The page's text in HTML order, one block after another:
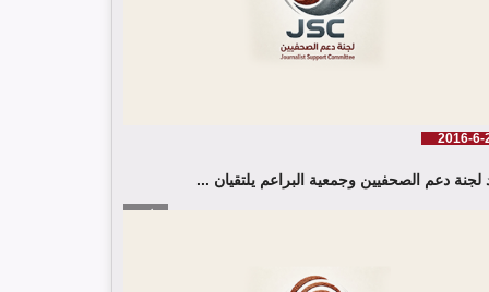
2016-6-
لجنة دعم الصحفيين وجمعية البراعم يلتقيان ...